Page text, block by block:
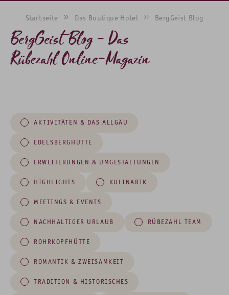
Startseite Das Boutique Hotel BergGeist Blog
BergGeist Blog - Das
Rübezahl Online-Magazin
AKTIVITÄTEN & DAS ALLGÄU
EDELSBERGHÜTTE
ERWEITERUNGEN & UMGESTALTUNGEN
HIGHLIGHTS KULINARIK
MEETINGS & EVENTS
NACHHALTIGER URLAUB RÜBEZAHL TEAM
ROHRKOPFHÜTTE
ROMANTIK & ZWEISAMKEIT
TRADITION & HISTORISCHES